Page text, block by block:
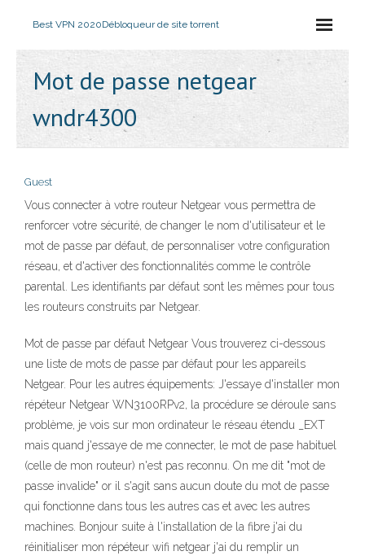
Best VPN 2020Débloqueur de site torrent
Mot de passe netgear
wndr4300
Guest
Vous connecter à votre routeur Netgear vous permettra de
renforcer votre sécurité, de changer le nom d'utilisateur et le
mot de passe par défaut, de personnaliser votre configuration
réseau, et d'activer des fonctionnalités comme le contrôle
parental. Les identifiants par défaut sont les mêmes pour tous
les routeurs construits par Netgear.
Mot de passe par défaut Netgear Vous trouverez ci-dessous
une liste de mots de passe par défaut pour les appareils
Netgear. Pour les autres équipements: J'essaye d'installer mon
répéteur Netgear WN3100RPv2, la procédure se déroule sans
problème, je vois sur mon ordinateur le réseau étendu _EXT
mais quand j'essaye de me connecter, le mot de pase habituel
(celle de mon routeur) n'est pas reconnu. On me dit "mot de
passe invalide" or il s'agit sans aucun doute du mot de passe
qui fonctionne dans tous les autres cas et avec les autres
machines. Bonjour suite à l'installation de la fibre j'ai du
réinitialiser mon répéteur wifi netgear j'ai du remplir un